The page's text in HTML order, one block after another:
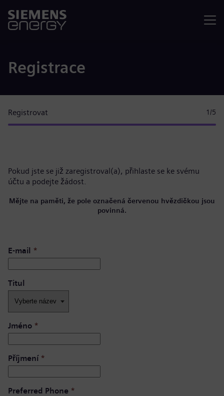
Registrace
Registrovat 1 /5
Pokud jste se již zaregistroval(a), přihlaste se ke svému
účtu a podejte žádost.
Mějte na paměti, že pole označená červenou hvězdičkou jsou
povinná.
E-mail *
Titul
Jméno *
Příjmení*
Preferred Phone *